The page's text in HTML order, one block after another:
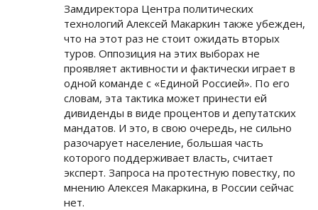
Замдиректора Центра политических
технологий Алексей Макаркин также убежден,
что на этот раз не стоит ожидать вторых
туров. Оппозиция на этих выборах не
проявляет активности и фактически играет в
одной команде с «Единой Россией». По его
словам, эта тактика может принести ей
дивиденды в виде процентов и депутатских
мандатов. И это, в свою очередь, не сильно
разочарует население, большая часть
которого поддерживает власть, считает
эксперт. Запроса на протестную повестку, по
мнению Алексея Макаркина, в России сейчас
нет.